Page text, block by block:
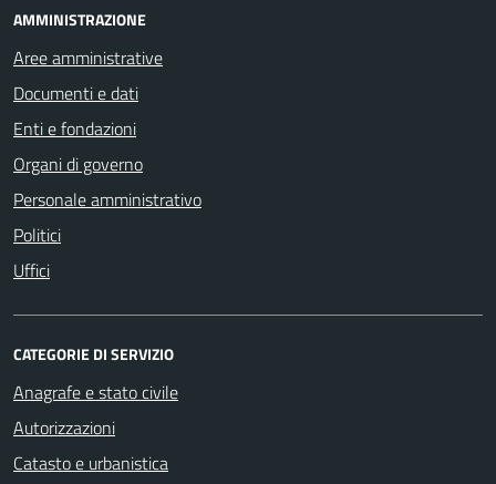
AMMINISTRAZIONE
Aree amministrative
Documenti e dati
Enti e fondazioni
Organi di governo
Personale amministrativo
Politici
Uffici
CATEGORIE DI SERVIZIO
Anagrafe e stato civile
Autorizzazioni
Catasto e urbanistica